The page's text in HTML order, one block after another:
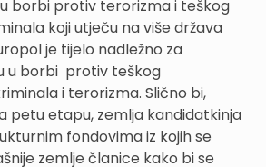
borbi protiv terorizma i teškog
koji utječu na više država
je tijelo nadležno za
u borbi protiv teškog
i terorizma. Slično bi,
petu etapu, zemlja kandidatkinja
fondovima iz kojih se
zemlje članice kako bi se